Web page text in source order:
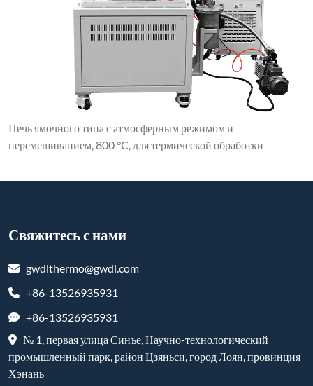
Печь ямочного типа с атмосферным режимом и
перемешиванием, 800 °C, для термической обработки
Свяжитесь с нами
gwdlthermo@gwdl.com
+86-13526935931
+86-13526935931
№ 1, первая улица Синъе, Научно-технологический
промышленный парк, район Цзяньси, город Лоян, провинция
Хэнань